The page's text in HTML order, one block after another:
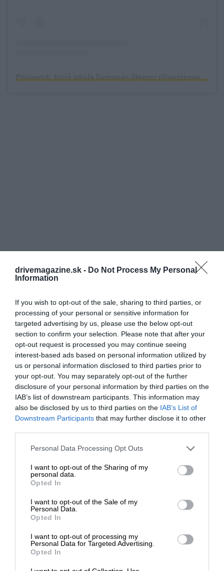
drivemagazine.sk - Do Not Process My Personal
Information
If you wish to opt-out of the sale, sharing to third parties, or
processing of your personal or sensitive information for
targeted advertising by us, please use the below opt-out
section to confirm your selection. Please note that after your
opt-out request is processed you may continue seeing
interest-based ads based on personal information utilized by
us or personal information disclosed to third parties prior to
your opt-out. You may separately opt-out of the further
disclosure of your personal information by third parties on the
IAB’s list of downstream participants. This information may
also be disclosed by us to third parties on the IAB’s List of
Downstream Participants that may further disclose it to other
Please note that this website/app uses one or more Google
not limited to your visit or usage behaviour. You may click to
grant or deny consent to Google and its third-party tags to
use your data for below specified purposes in below Google
consent section.
Personal Data Processing Opt Outs
I want to opt-out of the Sharing of my
personal data.
Opted In
I want to opt-out of the Sale of my
Personal Data.
Opted In
I want to opt-out of processing my
Personal Data for Targeted Advertising.
Opted In
Podľa spoločnostiEuropean Sleeperje oneskorenie
spôsobené letnou rekonštrukciou železničných tratí
v Nemecku a problémami so získaním švajčiarskych
licencií.
Nový nočný vlak má obsluhovať štyri krajiny. Z
Bruselu bude pokračovať cez Kolín nad Rýnom a
švajčiarsky Bern až do Milána. Vzhľadom na tieto
okolnosti však bude trasa dočasne upravená –
premávať cez Zürich a Gotthardský priesmyk.
Podľa cestovného poriadku budú vlaky z